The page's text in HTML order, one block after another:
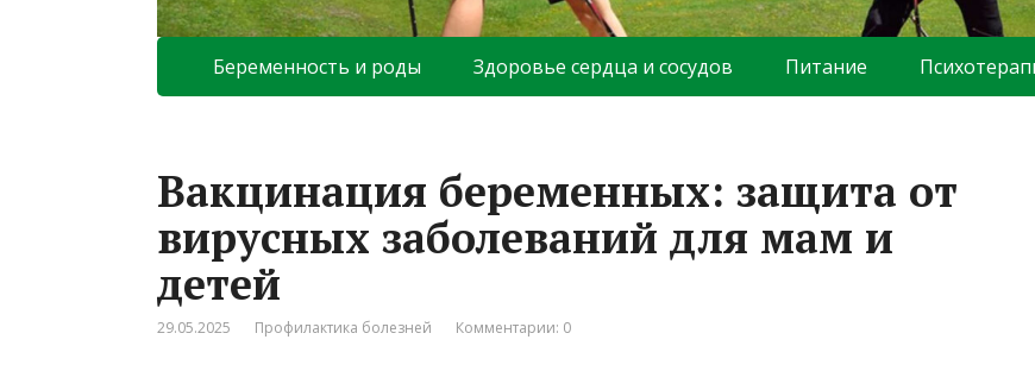
Беременность и роды Здоровье сердца и сосудов Питание
Вакцинация беременных: защита от
вирусных заболеваний для мам и
детей
29.05.2025 Профилактика болезней Комментарии: 0